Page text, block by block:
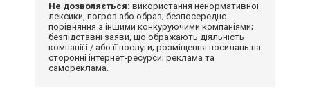
Не дозволяється: використання ненормативної
лексики, погроз або образ; безпосереднє
порівняння з іншими конкуруючими компаніями;
безпідставні заяви, що ображають діяльність
компанії і / або її послуги; розміщення посилань на
сторонні інтернет-ресурси; реклама та
самореклама.